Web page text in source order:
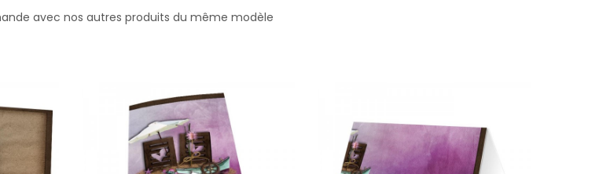
avec nos autres produits du même modèle